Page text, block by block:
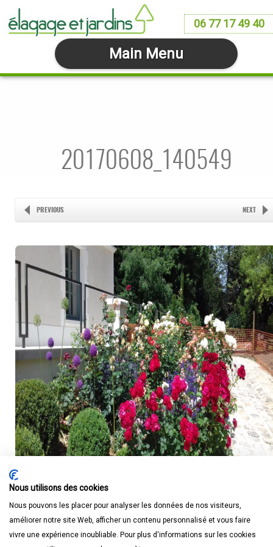
06 77 17 49 40
Main Menu
20170608_140549
PREVIOUS NEXT
Nous utilisons des cookies
Nous pouvons les placer pour analyser les données de nos visiteurs,
améliorer notre site Web, afficher un contenu personnalisé et vous faire
vivre une expérience inoubliable. Pour plus d'informations sur les cookies